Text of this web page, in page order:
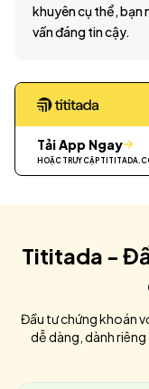
khuyên cụ thể, bạn
vấn đáng tin cậy.
Tải App Ngay
HOẶC TRUY CẬP
Tititada -
Đầu tư chứng khoán
dễ dàng, dành